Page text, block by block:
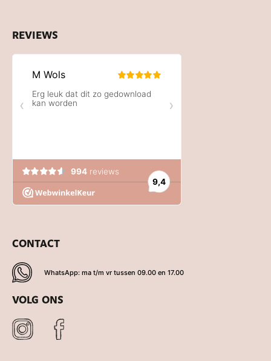
REVIEWS
CONTACT
WhatsApp: ma t/m vr tussen 09.00 en 17.00
VOLG ONS